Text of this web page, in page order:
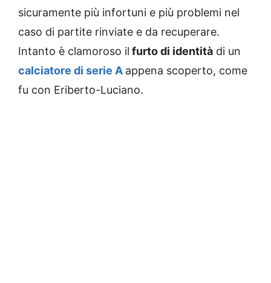
sicuramente più infortuni e più problemi nel
caso di partite rinviate e da recuperare.
Intanto è clamoroso il furto di identità di un
calciatore di serie A appena scoperto, come
fu con Eriberto-Luciano.